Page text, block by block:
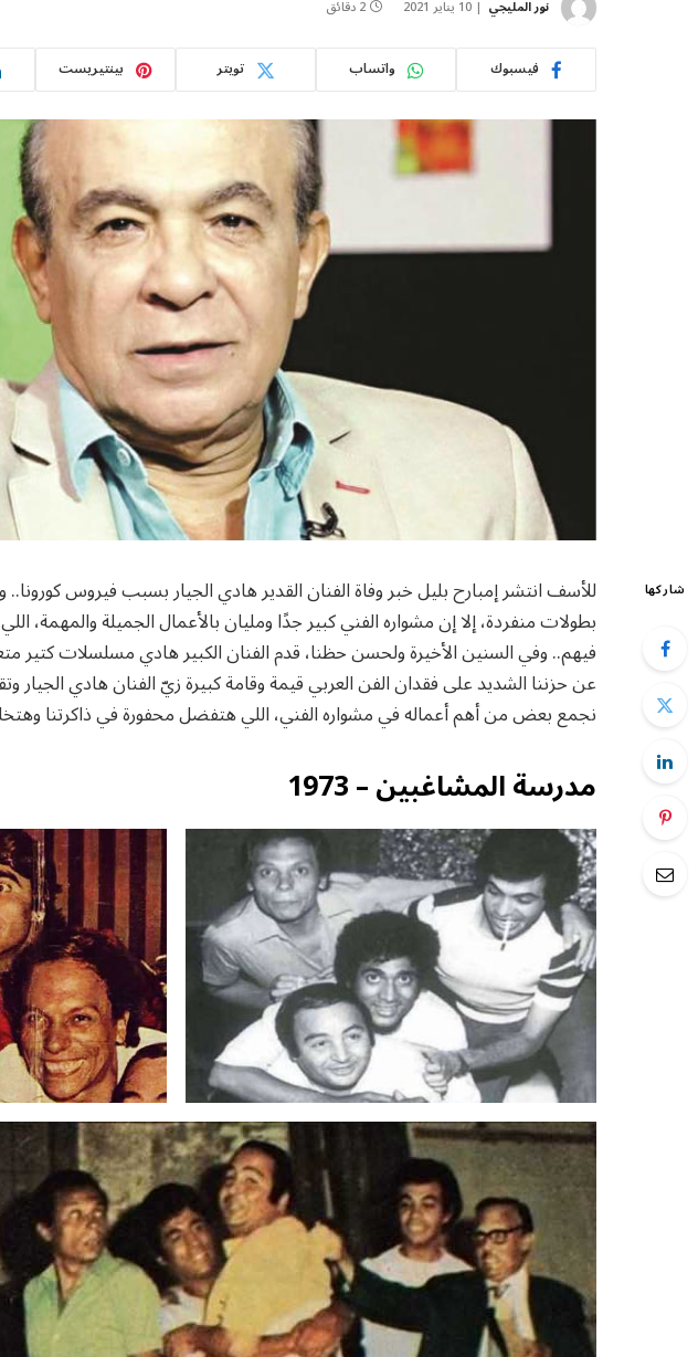
نور المليجي 10 يناير 2021 2 دقائق
فيسبوك واتساب تويتر بينتيريست
شاركها
للأسف انتشر إمبارح بليل خبر وفاة الفنان القدير هادي الجيار بسبب فيروس
بطولات منفردة، إلا إن مشواره الفني كبير جدًا ومليان بالأعمال الجميلة والمهمة،
فيهم.. وفي السنين الأخيرة ولحسن حظنا، قدم الفنان الكبير هادي مسلسلات كتير
عن حزننا الشديد على فقدان الفن العربي قيمة وقامة كبيرة زيّ الفنان هادي الجيار
نجمع بعض من أهم أعماله في مشواره الفني، اللي هتفضل محفورة في ذاكرتنا
مدرسة المشاغبين – 1973